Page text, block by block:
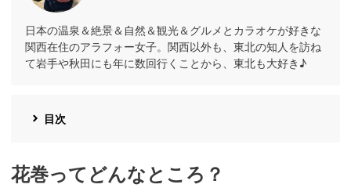
日本の温泉＆絶景＆自然＆観光＆グルメとカラオケが好きな
関西在住のアラフォー女子。関西以外も、東北の知人を訪ね
て岩手や秋田にも年に数回行くことから、東北も大好き♪
目次
花巻ってどんなところ？